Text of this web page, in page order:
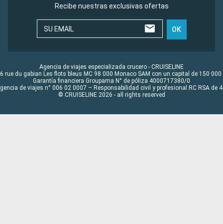
Recibe nuestras exclusivas ofertas
SU EMAIL OK
Agencia de viajes especializada crucero - CRUISELINE
rue du gabian Les flots bleus MC 98 000 Monaco SAM con un capital de 150 000
Garantía financiera Groupama N° de póliza 4000717380/0
de viajes n° 006 02 0007 – Responsabilidad civil y profesional RC RSA de
© CRUISELINE 2026 - all rights reserved